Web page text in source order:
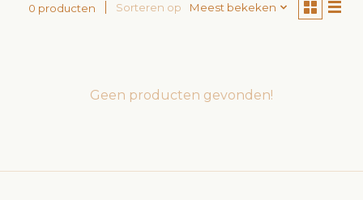
0 producten Sorteren op Meest bekeken
Geen producten gevonden!